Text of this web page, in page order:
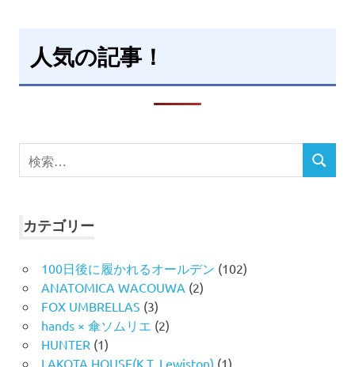
人気の記事！
検
索
検
カテゴリー
100日後に履かれるオールデン (102)
ANATOMICA WACOUWA (2)
FOX UMBRELLAS (3)
hands × 傘ソムリエ (2)
HUNTER (1)
LAKOTA HOUSE(K.T. Lewiston) (1)